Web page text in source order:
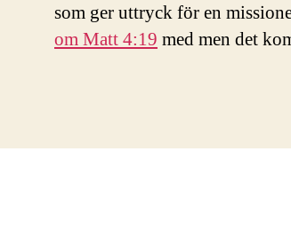
som ger uttryck för en
om Matt 4:19 med men det